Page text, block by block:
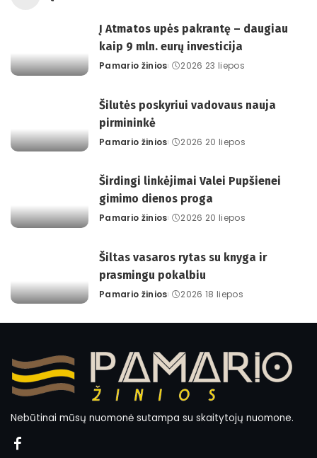
Į Atmatos upės pakrantę – daugiau
kaip 9 mln. eurų investicija
Posted
Pamario žinios 2026 23 liepos
Šilutės poskyriui vadovaus nauja
pirmininkė
Posted
Pamario žinios 2026 20 liepos
Širdingi linkėjimai Valei Pupšienei
gimimo dienos proga
Posted
Pamario žinios 2026 20 liepos
Šiltas vasaros rytas su knyga ir
prasmingu pokalbiu
Posted
Pamario žinios 2026 18 liepos
Nebūtinai mūsų nuomonė sutampa su skaitytojų nuomone.